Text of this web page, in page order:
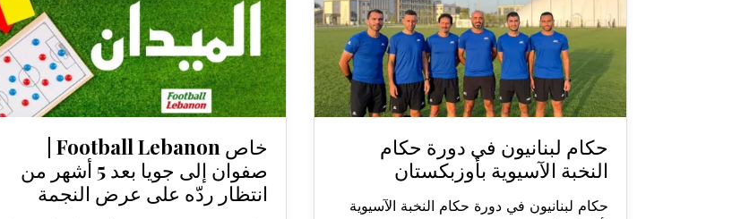
حكام لبنانيون في دورة حكام
النخبة الآسيوية بأوزبكستان
حكام لبنانيون في دورة حكام النخبة الآسيوية
صفوان إلى جويا بعد 5 أشهر من
انتظار ردّه على عرض النجمة